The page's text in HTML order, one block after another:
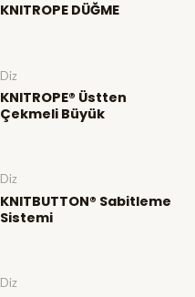
KNITROPE DÜĞME
Diz
KNITROPE® Üstten
Çekmeli Büyük
Diz
KNITBUTTON® Sabitleme
Sistemi
Diz